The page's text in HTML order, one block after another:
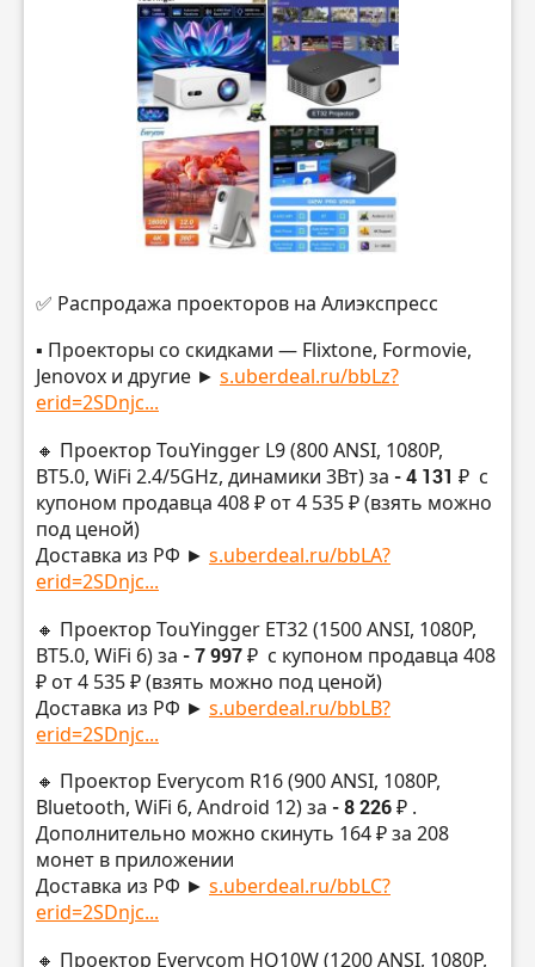
✅ Распродажа проекторов на Алиэкспресс
▪️ Проекторы со скидками — Flixtone, Formovie,
Jenovox и другие ► s.uberdeal.ru/bbLz?
erid=2SDnjc...
🔸 Проектор TouYingger L9 (800 ANSI, 1080P,
BT5.0, WiFi 2.4/5GHz, динамики 3Вт) за - 4 131 ₽ с
купоном продавца 408 ₽ от 4 535 ₽ (взять можно
под ценой)
Доставка из РФ ► s.uberdeal.ru/bbLA?
erid=2SDnjc...
🔸 Проектор TouYingger ET32 (1500 ANSI, 1080P,
BT5.0, WiFi 6) за - 7 997 ₽ с купоном продавца 408
₽ от 4 535 ₽ (взять можно под ценой)
Доставка из РФ ► s.uberdeal.ru/bbLB?
erid=2SDnjc...
🔸 Проектор Everycom R16 (900 ANSI, 1080P,
Bluetooth, WiFi 6, Android 12) за - 8 226 ₽ .
Дополнительно можно скинуть 164 ₽ за 208
монет в приложении
Доставка из РФ ► s.uberdeal.ru/bbLC?
erid=2SDnjc...
🔸 Проектор Everycom HQ10W (1200 ANSI, 1080P,